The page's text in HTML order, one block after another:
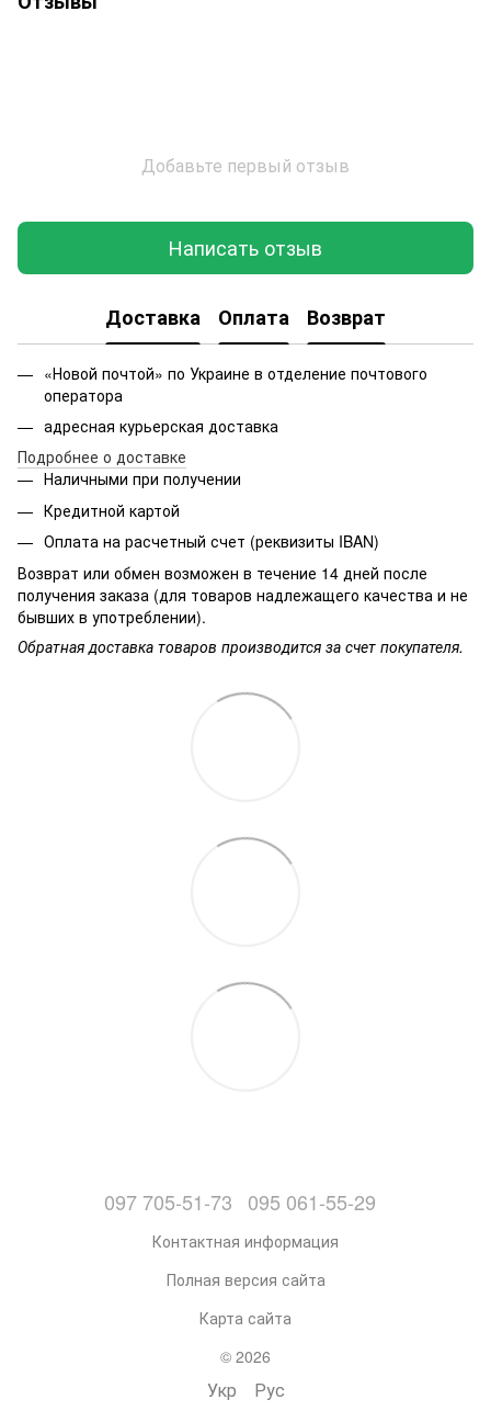
Добавьте первый отзыв
Написать отзыв
Доставка Оплата Возврат
«Новой почтой» по Украине в отделение почтового
оператора
адресная курьерская доставка
Подробнее о доставке
Наличными при получении
Кредитной картой
Оплата на расчетный счет (реквизиты IBAN)
Возврат или обмен возможен в течение 14 дней после
получения заказа (для товаров надлежащего качества и не
бывших в употреблении).
Обратная доставка товаров производится за счет покупателя.
097 705-51-73 095 061-55-29
Контактная информация
Полная версия сайта
Карта сайта
© 2026
Укр Рус